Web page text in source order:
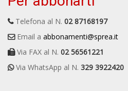
Telefona al N. 02 87168197
Email a abbonamenti@sprea.it
Via FAX al N. 02 56561221
Via WhatsApp al N. 329 3922420